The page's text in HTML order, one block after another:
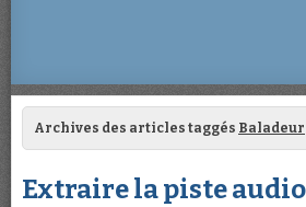
Archives des articles taggés Baladeur
Extraire la piste audio